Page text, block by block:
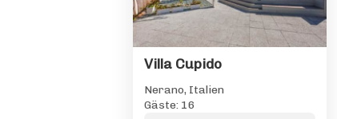
Villa Cupido
Nerano, Italien
Gäste: 16